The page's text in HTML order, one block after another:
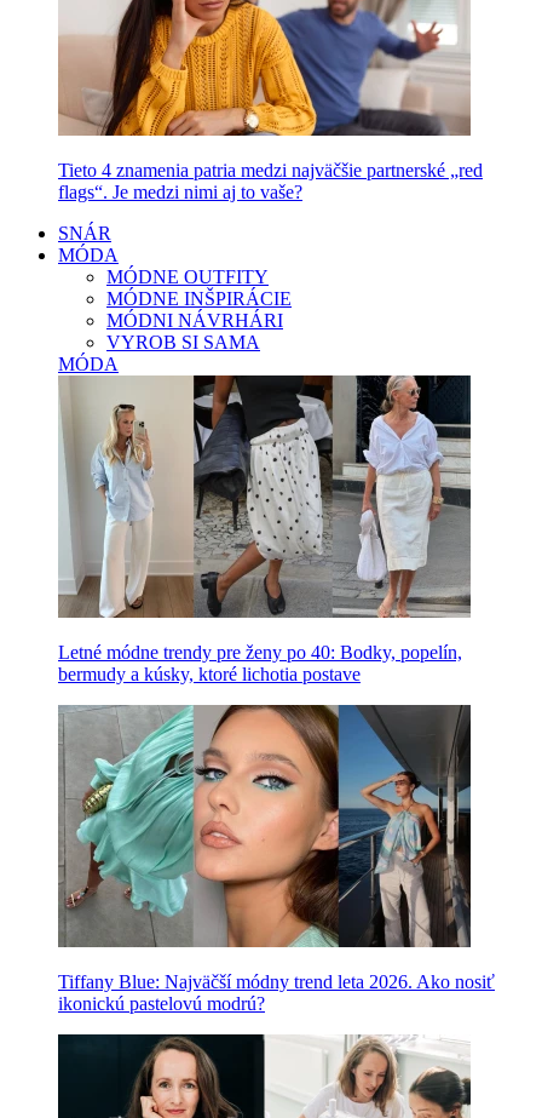
Tieto 4 znamenia patria medzi najväčšie partnerské „red
flags“. Je medzi nimi aj to vaše?
SNÁR
MÓDA
MÓDNE OUTFITY
MÓDNE INŠPIRÁCIE
MÓDNI NÁVRHÁRI
VYROB SI SAMA
MÓDA
Letné módne trendy pre ženy po 40: Bodky, popelín,
bermudy a kúsky, ktoré lichotia postave
Tiffany Blue: Najväčší módny trend leta 2026. Ako nosiť
ikonickú pastelovú modrú?